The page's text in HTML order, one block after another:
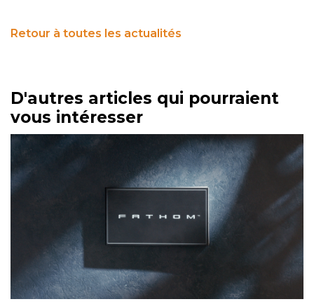
Retour à toutes les actualités
D'autres articles qui pourraient
vous intéresser